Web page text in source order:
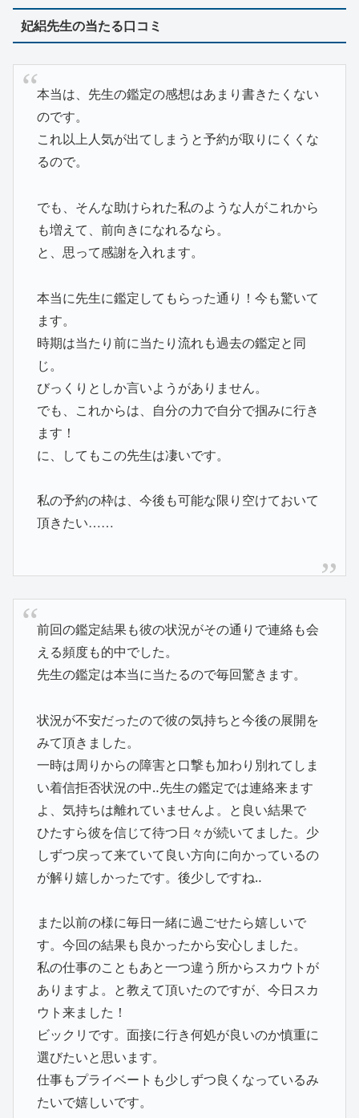
妃絽先生の当たる口コミ
本当は、先生の鑑定の感想はあまり書きたくない
のです。
これ以上人気が出てしまうと予約が取りにくくな
るので。
でも、そんな助けられた私のような人がこれから
も増えて、前向きになれるなら。
と、思って感謝を入れます。
本当に先生に鑑定してもらった通り！今も驚いて
ます。
時期は当たり前に当たり流れも過去の鑑定と同
じ。
びっくりとしか言いようがありません。
でも、これからは、自分の力で自分で掴みに行き
ます！
に、してもこの先生は凄いです。
私の予約の枠は、今後も可能な限り空けておいて
頂きたい……
前回の鑑定結果も彼の状況がその通りで連絡も会
える頻度も的中でした。
先生の鑑定は本当に当たるので毎回驚きます。
状況が不安だったので彼の気持ちと今後の展開を
みて頂きました。
一時は周りからの障害と口撃も加わり別れてしま
い着信拒否状況の中‥先生の鑑定では連絡来ます
よ、気持ちは離れていませんよ。と良い結果で
ひたすら彼を信じて待つ日々が続いてました。少
しずつ戻って来ていて良い方向に向かっているの
が解り嬉しかったです。後少しですね‥
また以前の様に毎日一緒に過ごせたら嬉しいで
す。今回の結果も良かったから安心しました。
私の仕事のこともあと一つ違う所からスカウトが
ありますよ。と教えて頂いたのですが、今日スカ
ウト来ました！
ビックリです。面接に行き何処が良いのか慎重に
選びたいと思います。
仕事もプライベートも少しずつ良くなっているみ
たいで嬉しいです。